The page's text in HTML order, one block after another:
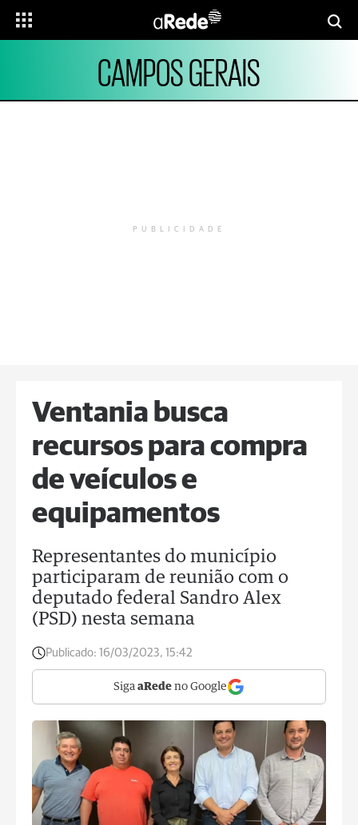
CAMPOS GERAIS
PUBLICIDADE
Ventania busca
recursos para compra
de veículos e
equipamentos
Representantes do município
participaram de reunião com o
deputado federal Sandro Alex
(PSD) nesta semana
Publicado: 16/03/2023, 15:42
Siga aRede no Google